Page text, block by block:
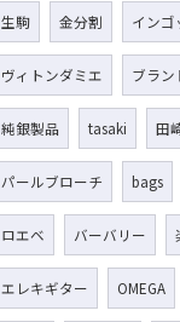
生駒 金分割 インゴ
ヴィトンダミエ ブラン
純銀製品 tasaki 田
パールブローチ bags
ロエベ バーバリー
エレキギター OMEGA